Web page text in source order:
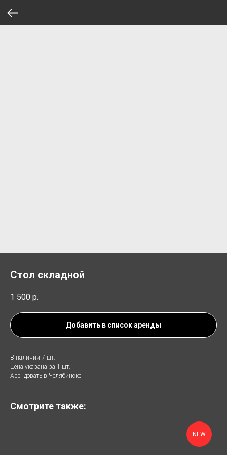
Стол складной
1 500 р.
Добавить в список аренды
В наличии 7 шт.
Цена указана за 1 шт.
Арендовать в Челябинске
Смотрите также:
NEW